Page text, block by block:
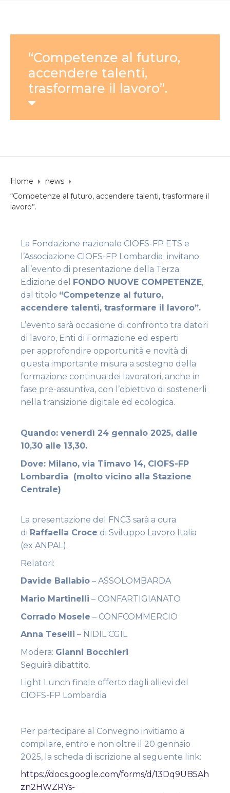
“Competenze al futuro,
accendere talenti,
trasformare il lavoro”.
Home
news
“Competenze al futuro, accendere talenti, trasformare il
lavoro”.
La Fondazione nazionale CIOFS-FP ETS e
l’Associazione CIOFS-FP Lombardia invitano
all’evento di presentazione della Terza
Edizione del FONDO NUOVE COMPETENZE,
dal titolo “Competenze al futuro,
accendere talenti, trasformare il lavoro”.
L’evento sarà occasione di confronto tra datori
di lavoro, Enti di Formazione ed esperti
per approfondire opportunità e novità di
questa importante misura a sostegno della
formazione continua dei lavoratori, anche in
fase pre-assuntiva, con l’obiettivo di sostenerli
nella transizione digitale ed ecologica.
Quando: venerdì 24 gennaio 2025, dalle
10,30 alle 13,30.
Dove: Milano, via Timavo 14, CIOFS-FP
Lombardia (molto vicino alla Stazione
Centrale)
La presentazione del FNC3 sarà a cura
di Raffaella Croce di Sviluppo Lavoro Italia
(ex ANPAL).
Relatori:
Davide Ballabio – ASSOLOMBARDA
Mario Martinelli – CONFARTIGIANATO
Corrado Mosele – CONFCOMMERCIO
Anna Teselli – NIDIL CGIL
Modera: Gianni Bocchieri
Seguirà dibattito.
Light Lunch finale offerto dagli allievi del
CIOFS-FP Lombardia
Per partecipare al Convegno invitiamo a
compilare, entro e non oltre il 20 gennaio
2025, la scheda di iscrizione al seguente link:
https://docs.google.com/forms/d/13Dq9UB5Ah
zn2HWZRYs-